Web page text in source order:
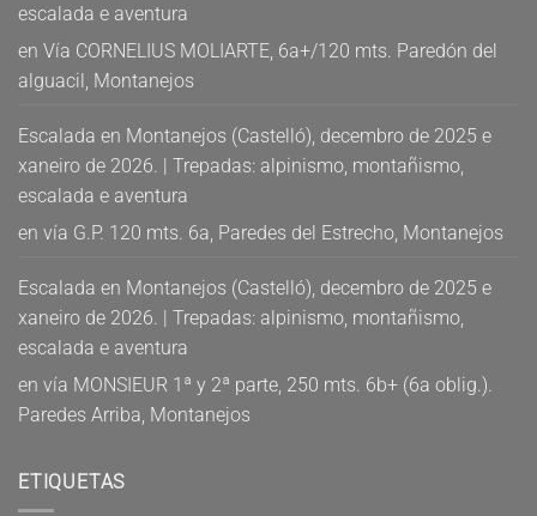
escalada e aventura
en Vía CORNELIUS MOLIARTE, 6a+/120 mts. Paredón del
alguacil, Montanejos
Escalada en Montanejos (Castelló), decembro de 2025 e
xaneiro de 2026. | Trepadas: alpinismo, montañismo,
escalada e aventura
en vía G.P. 120 mts. 6a, Paredes del Estrecho, Montanejos
Escalada en Montanejos (Castelló), decembro de 2025 e
xaneiro de 2026. | Trepadas: alpinismo, montañismo,
escalada e aventura
en vía MONSIEUR 1ª y 2ª parte, 250 mts. 6b+ (6a oblig.).
Paredes Arriba, Montanejos
ETIQUETAS